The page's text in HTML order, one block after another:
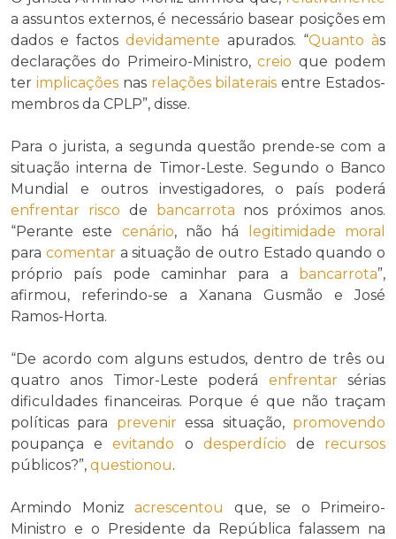
a assuntos externos, é necessário basear posições em
dados e factos devidamente apurados. “Quanto às
declarações do Primeiro-Ministro,creio que podem
ter implicaçõesnas relações bilaterais entre Estados-
membros da CPLP”, disse.
Para o jurista, a segunda questão prende-se com a
situação interna de Timor-Leste. Segundo o Banco
Mundial e outros investigadores, o país poderá
enfrentar risco de bancarrota nos próximos anos.
“Perante este cenário, não há legitimidade
moral
para comentara situação de outro Estado quando o
próprio país pode caminhar para a bancarrota”,
afirmou, referindo-se a Xanana Gusmão e José
Ramos-Horta.
“De acordo com alguns estudos, dentro de três ou
quatro anos Timor-Leste poderá enfrentarsérias
dificuldades financeiras. Porque é que não traçam
políticas para preveniressa situação, promovendo
poupança eevitando o desperdício de recursos
públicos?”, questionou.
Armindo Moniz acrescentou
que, se o Primeiro-
Ministro e o Presidente da República falassem na